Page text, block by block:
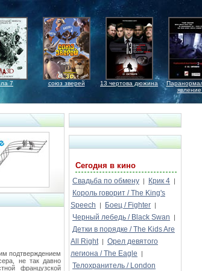
7 союз зверей 13 чертова дюжина
явление
подтверждением
не так давно
французской
Сегодня в кино
Свадьба по обмену | Крик 4 |
Король говорит / The King's
Speech
| Боец / Fighter |
Черный лебедь / Black Swan |
Детки в порядке / The Kids Are
All Right | Орел девятого
легиона / The Eagle
|
Телохранитель / London